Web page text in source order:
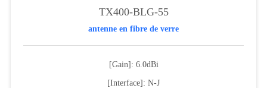
TX400-BLG-55
antenne en fibre de verre
[Gain]: 6.0dBi
[Interface]: N-J